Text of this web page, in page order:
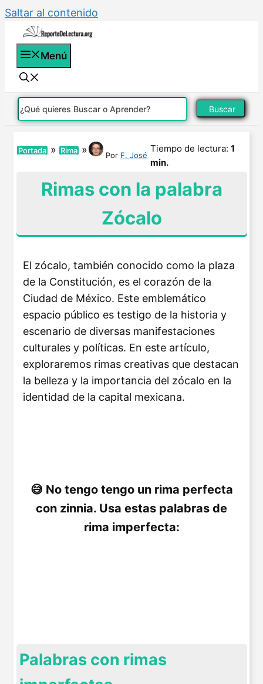
Saltar al contenido
Menú
Buscar
Portada » Rima » Por F. José
Tiempo de lectura: 1
min.
Rimas con la palabra
Zócalo
El zócalo, también conocido como la plaza
de la Constitución, es el corazón de la
Ciudad de México. Este emblemático
espacio público es testigo de la historia y
escenario de diversas manifestaciones
culturales y políticas. En este artículo,
exploraremos rimas creativas que destacan
la belleza y la importancia del zócalo en la
identidad de la capital mexicana.
No tengo tengo un rima perfecta
con zinnia. Usa estas palabras de
rima imperfecta:
Palabras con rimas